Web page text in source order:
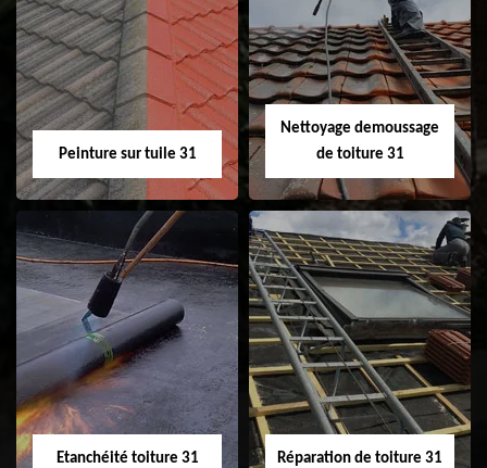
Nettoyage et
ravalement de
façade 31
Isolation toiture 31
Peinture sur tuile 31
Peinture sur tuile
31
Nettoyage demoussage
de toiture 31
Nettoyage
demoussage de
toiture 31
Etanchéité toiture 31 Réparation de toiture 31